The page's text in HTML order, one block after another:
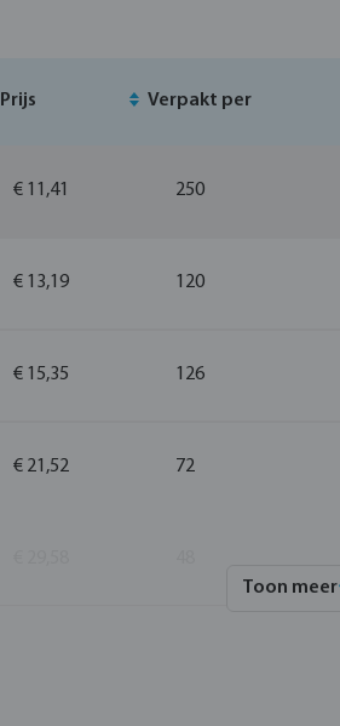
Prijs Verpakt per
€ 11,41 250
€ 13,19 120
€ 15,35 126
€ 21,52 72
Toon meer